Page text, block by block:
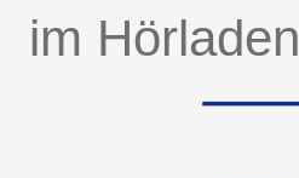
im Hörladen